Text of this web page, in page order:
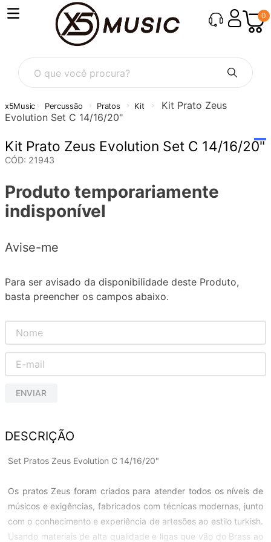
0
O que você procura?
Percussão Pratos Kit
Kit Prato Zeus
Evolution Set C 14/16/20"
Kit Prato Zeus Evolution Set C 14/16/20"
CÓD: 21943
Produto temporariamente
indisponível
Avise-me
Para ser avisado da disponibilidade deste Produto,
basta preencher os campos abaixo.
ENVIAR
DESCRIÇÃO
Set Pratos Zeus Evolution C 14/16/20"
Os pratos Zeus foram criados para atender todos os níveis de
músicos e exigências, fabricados com técnicas modernas, junto
com o conhecimento e experiência de artesões ao estilo turkish.
Usando materiais de alta qualidade e ligas que vão do Brass ao